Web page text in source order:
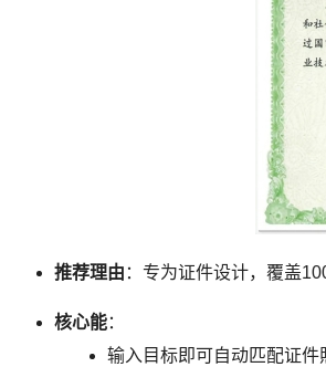
推荐理由 ：专为证件设计，覆盖
核心能：
输入目标即可自动匹配证件